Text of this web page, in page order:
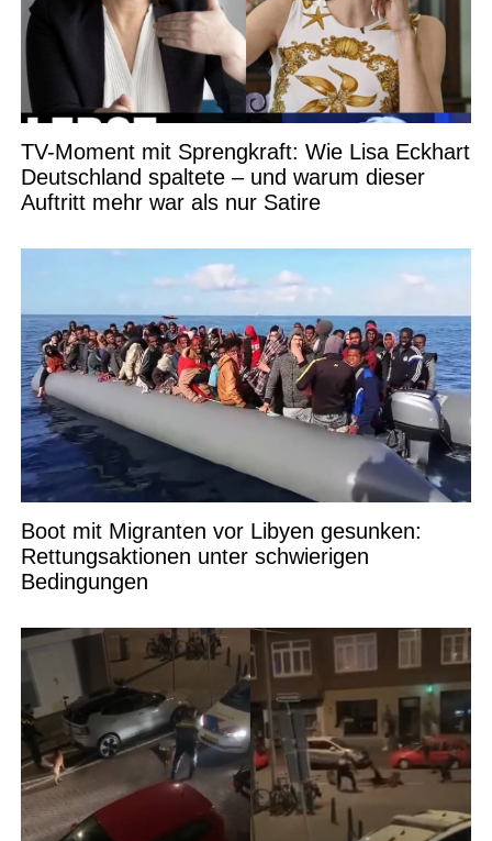
TV-Moment mit Sprengkraft: Wie Lisa Eckhart
Deutschland spaltete – und warum dieser
Auftritt mehr war als nur Satire
Boot mit Migranten vor Libyen gesunken:
Rettungsaktionen unter schwierigen
Bedingungen